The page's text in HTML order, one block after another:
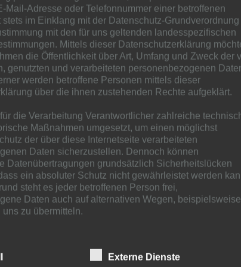
(OMA) an drei Tagen in der Woche frei zugänglich.
lässt, kann sich auch Bücher mit nach Hause
eines oder „Sauf´ruhig weiter wenn Du meinst“ –
auch mal nicht so gute Sachen machen“,
viele andere Titel, von Harry Potter bis zu den Kindern
zu erklären, „manchmal will ich aufhören zu lesen,
am Lesen, dass es spannend ist.“
wie sehr Bücher fesseln können. Zuhause mit
zu Büchern, „von ihrem Vater weiß ich aber, dass
er ihr ab und zu ein Buch. „Mein Vater hat keine
er abends oft müde. Aber doch, Krimis liest er ab und
Damit die Kinder am Ball bleiben ist es wichtig,
aus der eigenen Kindheit decken sich heute nicht
unterstützt, Anisa und Yannick ihnen in ihrem
vor allem eins: spannend. Katrin Ahmerkamp
Mail-Adresse oder Telefonnummer einer betroffenen
stets im Einklang mit der Datenschutz-Grundverordnung
mit den für uns geltenden landesspezifischen
Mittels dieser Datenschutzerklärung
die Öffentlichkeit über Art, Umfang und Zweck der
genutzten und verarbeiteten personenbezogenen
werden betroffene Personen mittels dieser
über die ihnen zustehenden Rechte aufgeklärt.
die Verarbeitung Verantwortlicher zahlreiche
Maßnahmen umgesetzt, um einen möglichst
der über diese Internetseite verarbeiteten
Daten sicherzustellen. Dennoch können
Datenübertragungen grundsätzlich Sicherheitslücken
ein absoluter Schutz nicht gewährleistet werden
steht es jeder betroffenen Person frei,
Daten auch auf alternativen Wegen, beispielsweise
zu übermitteln.
beruht auf den Begrifflichkeiten, die durch den
Externe Dienste